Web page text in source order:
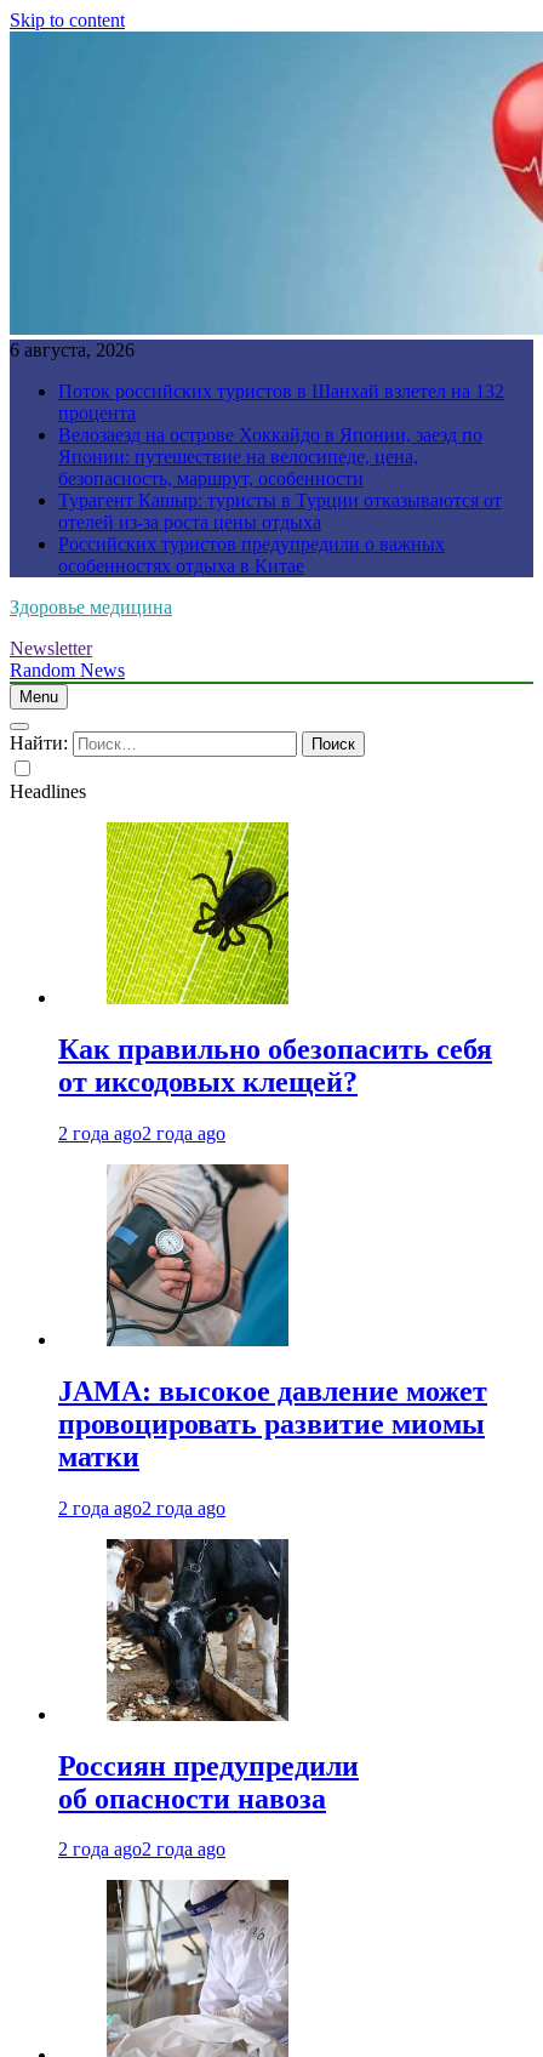
Skip to content
6 августа, 2026
Поток российских туристов в Шанхай взлетел на 132
процента
Велозаезд на острове Хоккайдо в Японии, заезд по
Японии: путешествие на велосипеде, цена,
безопасность, маршрут, особенности
Турагент Кашыр: туристы в Турции отказываются от
отелей из-за роста цены отдыха
Российских туристов предупредили о важных
особенностях отдыха в Китае
Здоровье медицина
Newsletter
Random News
Menu
Найти:
Headlines
Как правильно обезопасить себя
от иксодовых клещей?
2 года ago2 года ago
JAMA: высокое давление может
провоцировать развитие миомы
матки
2 года ago2 года ago
Россиян предупредили
об опасности навоза
2 года ago2 года ago